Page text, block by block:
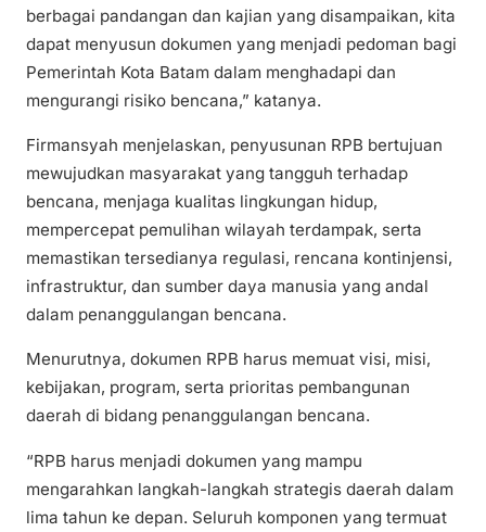
berbagai pandangan dan kajian yang disampaikan, kita
dapat menyusun dokumen yang menjadi pedoman bagi
Pemerintah Kota Batam dalam menghadapi dan
mengurangi risiko bencana,” katanya.
Firmansyah menjelaskan, penyusunan RPB bertujuan
mewujudkan masyarakat yang tangguh terhadap
bencana, menjaga kualitas lingkungan hidup,
mempercepat pemulihan wilayah terdampak, serta
memastikan tersedianya regulasi, rencana kontinjensi,
infrastruktur, dan sumber daya manusia yang andal
dalam penanggulangan bencana.
Menurutnya, dokumen RPB harus memuat visi, misi,
kebijakan, program, serta prioritas pembangunan
daerah di bidang penanggulangan bencana.
“RPB harus menjadi dokumen yang mampu
mengarahkan langkah-langkah strategis daerah dalam
lima tahun ke depan. Seluruh komponen yang termuat